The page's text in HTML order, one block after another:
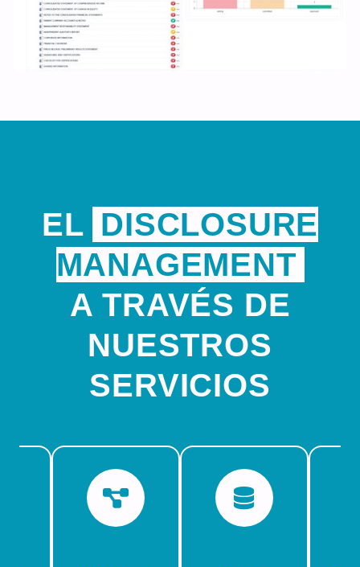
EL DISCLOSURE
MANAGEMENT
A TRAVÉS DE
NUESTROS
SERVICIOS